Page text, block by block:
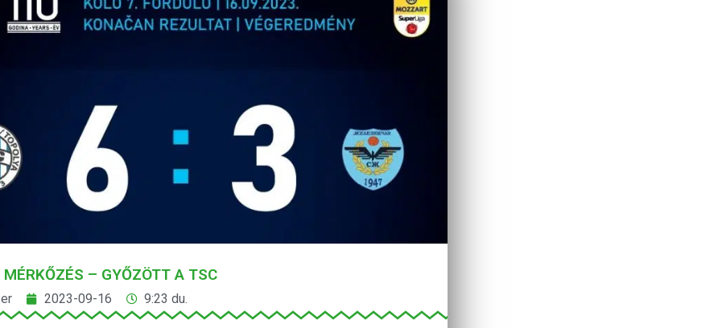
MÉRKŐZÉS – GYŐZÖTT A TSC
2023-09-16 9:23 du.